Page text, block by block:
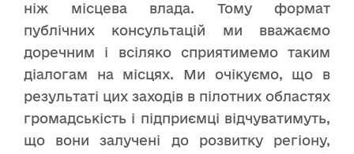
ніж місцева влада. Тому формат
публічних консультацій ми вважаємо
доречним і всіляко сприятимемо таким
діалогам на місцях. Ми очікуємо, що в
результаті цих заходів в пілотних областях
громадськість і підприємці відчуватимуть,
що вони залучені до розвитку регіону,